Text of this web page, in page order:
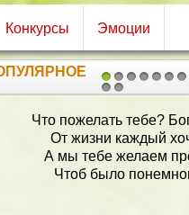
Конкурсы Эмоции
1 2
2021
Пусть Вас внуки
Дарят счастье,
А звезда
Освещает